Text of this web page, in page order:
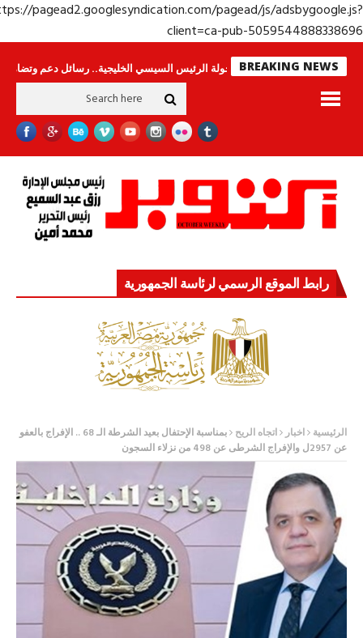
https://pagead2.googlesyndication.com/pagead/js/
client=ca-pub-
BREAKING NEWS
لا ينامون جولة الرئيس السيسي الخليجية.. رسائل دعم وتضامن للأشقاء
رابط الموقع الرسمي لرئاسة الجمهورية
الرئيسية اخبار اتجاه الريح
بمناسبة الإحتفال بعيد الشرطة الـ 68 .. الإفراج بالعفو
عن 2957ل والإفراج الشرطى عن 498 من نزلاء السجون